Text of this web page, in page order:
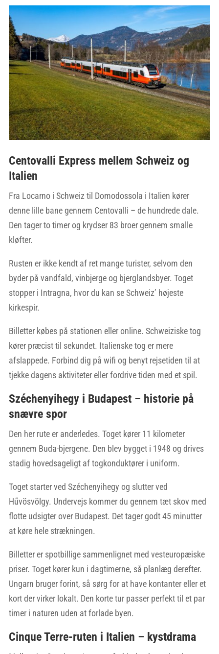
Centovalli Express mellem Schweiz og
Italien
Fra Locarno i Schweiz til Domodossola i Italien kører
denne lille bane gennem Centovalli – de hundrede dale.
Den tager to timer og krydser 83 broer gennem smalle
kløfter.
Rusten er ikke kendt af ret mange turister, selvom den
byder på vandfald, vinbjerge og bjerglandsbyer. Toget
stopper i Intragna, hvor du kan se Schweiz’ højeste
kirkespir.
Billetter købes på stationen eller online. Schweiziske tog
kører præcist til sekundet. Italienske tog er mere
afslappede. Forbind dig på wifi og benyt rejsetiden til at
tjekke dagens aktiviteter eller fordrive tiden med et spil.
Széchenyihegy i Budapest – historie på
snævre spor
Den her rute er anderledes. Toget kører 11 kilometer
gennem Buda-bjergene. Den blev bygget i 1948 og drives
stadig hovedsageligt af togkonduktører i uniform.
Toget starter ved Széchenyihegy og slutter ved
Hűvösvölgy. Undervejs kommer du gennem tæt skov med
flotte udsigter over Budapest. Det tager godt 45 minutter
at køre hele strækningen.
Billetter er spotbillige sammenlignet med vesteuropæiske
priser. Toget kører kun i dagtimerne, så planlæg derefter.
Ungarn bruger forint, så sørg for at have kontanter eller et
kort der virker lokalt. Den korte tur passer perfekt til et par
timer i naturen uden at forlade byen.
Cinque Terre-ruten i Italien – kystdrama